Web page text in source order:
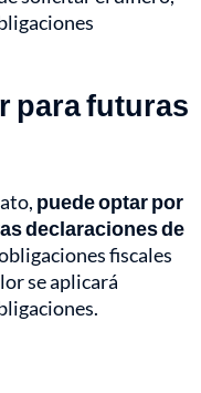
para futuras
puede optar por
declaraciones de
fiscales
se aplicará